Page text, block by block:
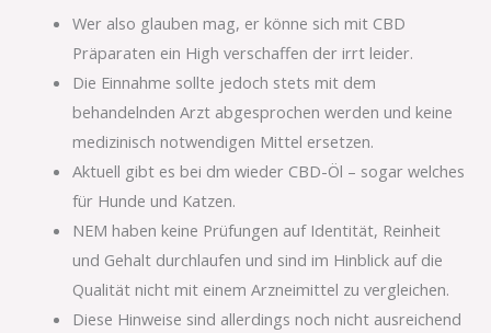
Wer also glauben mag, er könne sich mit CBD
Präparaten ein High verschaffen der irrt leider.
Die Einnahme sollte jedoch stets mit dem
behandelnden Arzt abgesprochen werden und keine
medizinisch notwendigen Mittel ersetzen.
Aktuell gibt es bei dm wieder CBD-Öl – sogar welches
für Hunde und Katzen.
NEM haben keine Prüfungen auf Identität, Reinheit
und Gehalt durchlaufen und sind im Hinblick auf die
Qualität nicht mit einem Arzneimittel zu vergleichen.
Diese Hinweise sind allerdings noch nicht ausreichend